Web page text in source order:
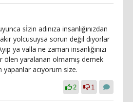
sİzin adınıza insanlığınızdan
yolcusuysa sorun değil diyorlar
ya valla ne zaman insanlığınızı
ölen yaralanan olmamış demek
yapanlar acıyorum size.
2 1